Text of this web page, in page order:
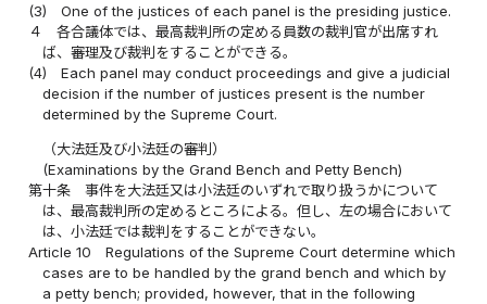
(3)
One of the justices of each panel is the presiding justice.
４
各合議体では、最高裁判所の定める員数の裁判官が出席すれ
ば、審理及び裁判をすることができる。
(4)
Each panel may conduct proceedings and give a judicial
decision if the number of justices present is the number
determined by the Supreme Court.
（大法廷及び小法廷の審判）
(Examinations by the Grand Bench and Petty Bench)
第十条
事件を大法廷又は小法廷のいずれで取り扱うかについて
は、最高裁判所の定めるところによる。但し、左の場合において
は、小法廷では裁判をすることができない。
Article 10
Regulations of the Supreme Court determine which
cases are to be handled by the grand bench and which by
a petty bench; provided, however, that in the following